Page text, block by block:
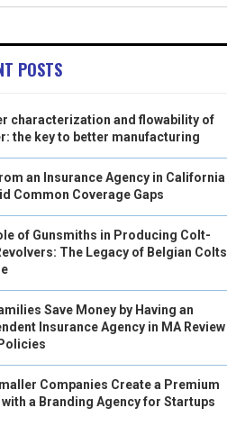
POSTS
characterization and flowability of
the key to better manufacturing
an Insurance Agency in California
Common Coverage Gaps
of Gunsmiths in Producing Colt-
The Legacy of Belgian Colts
Save Money by Having an
Insurance Agency in MA Review
Companies Create a Premium
with a Branding Agency for Startups